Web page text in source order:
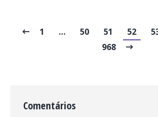
1 … 50 51 52
968
Comentários